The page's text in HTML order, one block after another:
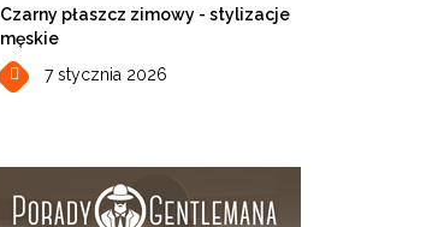
Czarny płaszcz zimowy - stylizacje
męskie
7 stycznia 2026